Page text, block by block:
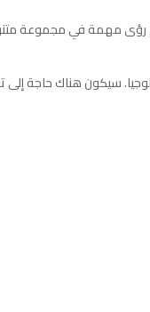
رؤى مهمة في مجموعة
سيكون هناك حاجة إلى